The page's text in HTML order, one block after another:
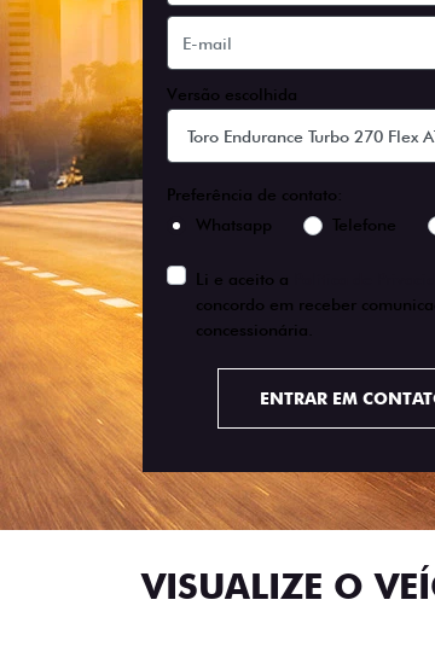
Versão escolhida
Preferência de contato:
Whatsapp
Telefone
Li e aceito a
concordo em receber
concessionária.
ENTRAR EM
VISUALIZE O